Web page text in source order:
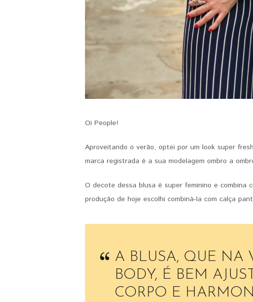
Oi People!
Aproveitando o verão, optei por um look super
marca registrada é a sua modelagem ombro a
O decote dessa blusa é super feminino e combina
produção de hoje escolhi combiná-la com calça
A BLUSA, QUE NA
BODY, É BEM
CORPO E